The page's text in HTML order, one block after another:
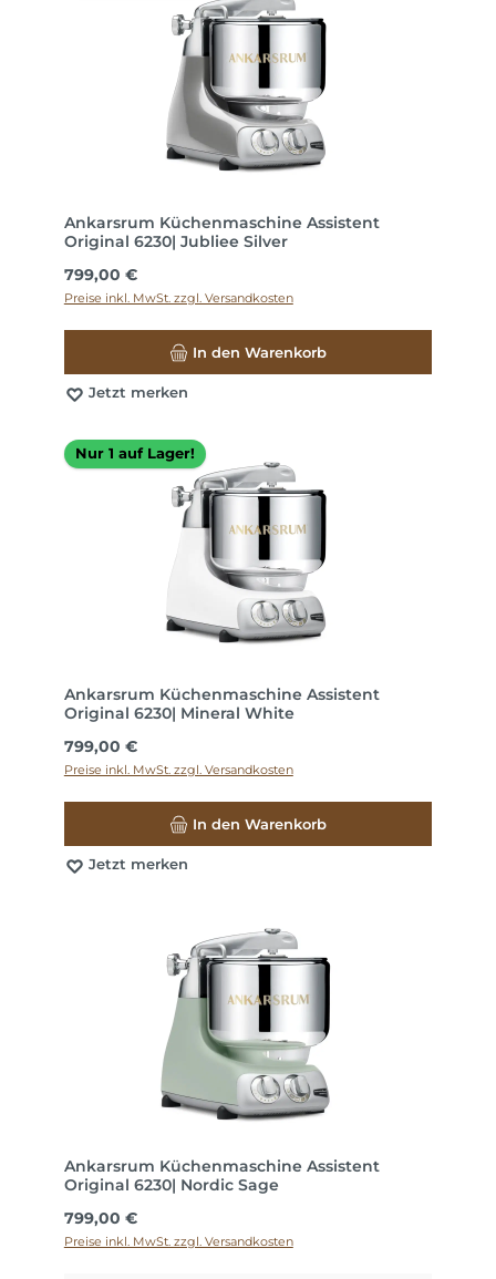
Ankarsrum Küchenmaschine Assistent
Original 6230| Jubliee Silver
Regulärer Preis:
799,00 €
Preise inkl. MwSt. zzgl. Versandkosten
In den Warenkorb
Jetzt merken
Nur 1 auf Lager!
Ankarsrum Küchenmaschine Assistent
Original 6230| Mineral White
Regulärer Preis:
799,00 €
Preise inkl. MwSt. zzgl. Versandkosten
In den Warenkorb
Jetzt merken
Ankarsrum Küchenmaschine Assistent
Original 6230| Nordic Sage
Regulärer Preis:
799,00 €
Preise inkl. MwSt. zzgl. Versandkosten